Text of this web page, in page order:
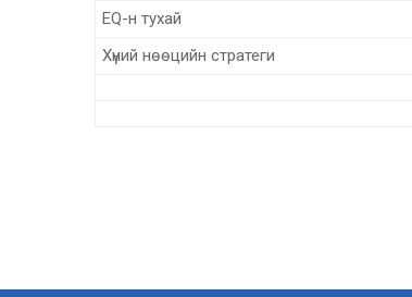
EQ-н тухай
Хүний нөөцийн стратеги